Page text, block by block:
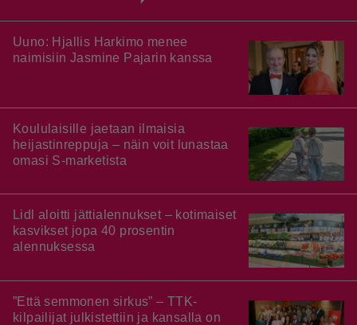
Uuno: Hjallis Harkimo menee
naimisiin Jasmine Pajarin kanssa
Koululaisille jaetaan ilmaisia
heijastinreppuja – näin voit lunastaa
omasi S-marketista
Lidl aloitti jättialennukset – kotimaiset
kasvikset jopa 40 prosentin
alennuksessa
”Että semmonen sirkus” – TTK-
kilpailijat julkistettiin ja kansalla on